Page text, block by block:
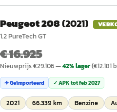
Peugeot 208(2021)
1.2 PureTech GT
€ 16.925
Nieuwprijs€29.106—42% lager(€12.181
✈ Geïmporteerd ✓ APK totfeb 2027
2021 66.339 km Benzine